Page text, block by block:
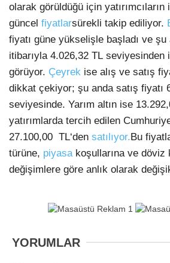
olarak görüldüğü için yatırımcıların
güncel fiyatlarsürekli takip ediliyor.
fiyatı güne yükselişle başladı ve şu
itibarıyla 4.026,32 TL seviyesinden
görüyor. Çeyrek ise alış ve satış
dikkat çekiyor; şu anda satış fiyatı
seviyesinde. Yarım altın ise
yatırımlarda tercih edilen
27.100,00 TL‘den satılıyor.Bu
türüne, piyasa koşullarına ve döviz
değişimlere göre anlık olarak
YORUMLAR